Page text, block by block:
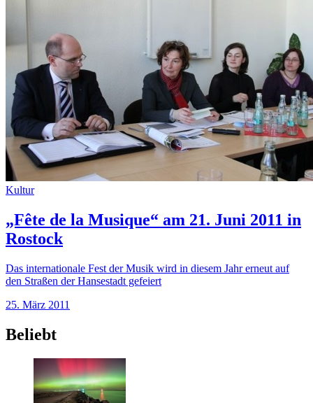
Kultur
„Fête de la Musique“ am 21. Juni 2011 in
Rostock
Das internationale Fest der Musik wird in diesem Jahr erneut auf
den Straßen der Hansestadt gefeiert
25. März 2011
Beliebt